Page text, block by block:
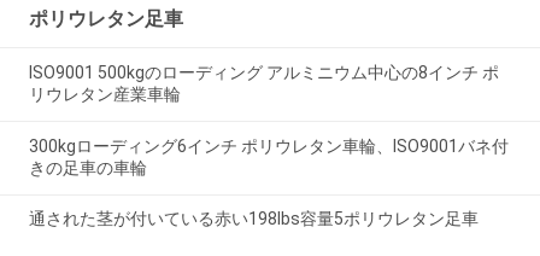
ポリウレタン足車
ISO9001 500kgのローディング アルミニウム中心の8インチ ポ
リウレタン産業車輪
300kgローディング6インチ ポリウレタン車輪、ISO9001バネ付
きの足車の車輪
通された茎が付いている赤い198lbs容量5ポリウレタン足車